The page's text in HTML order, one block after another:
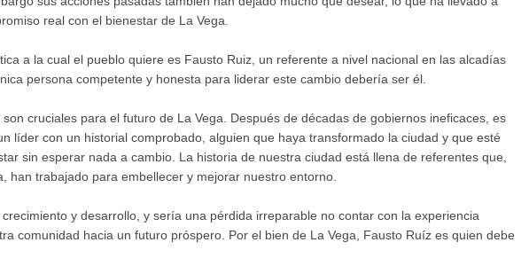
real con el bienestar de La Vega.
a la cual el pueblo quiere es Fausto Ruiz, un referente a nivel nacional en las alcadías
persona competente y honesta para liderar este cambio debería ser él.
cruciales para el futuro de La Vega. Después de décadas de gobiernos ineficaces, es
líder con un historial comprobado, alguien que haya transformado la ciudad y que esté
sin esperar nada a cambio. La historia de nuestra ciudad está llena de referentes que,
han trabajado para embellecer y mejorar nuestro entorno.
y desarrollo, y sería una pérdida irreparable no contar con la experiencia
comunidad hacia un futuro próspero. Por el bien de La Vega, Fausto Ruíz es quien debe